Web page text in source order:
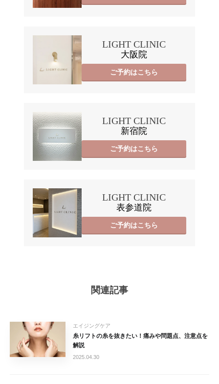
LIGHT CLINIC
大阪院
ご予約はこちら
LIGHT CLINIC
新宿院
ご予約はこちら
LIGHT CLINIC
表参道院
ご予約はこちら
関連記事
エイジングケア
糸リフトの糸を抜きたい！痛みや問題点、注意点を
解説
2025.04.30